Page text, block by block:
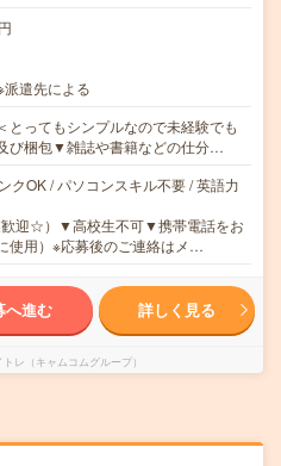
遣先による
とってもシンプルなので未経験でも
び梱包▼雑誌や書籍などの仕分…
クOK / パソコンスキル不要 / 英語力
迎☆）▼高校生不可▼携帯電話をお
使用）※応募後のご連絡はメ…
へ進む 詳しく見る
レ（キャムコムグループ）